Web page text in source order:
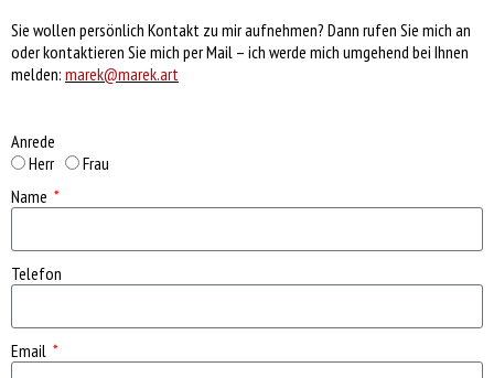
Sie wollen persönlich Kontakt zu mir aufnehmen? Dann rufen Sie mich an
oder kontaktieren Sie mich per Mail – ich werde mich umgehend bei Ihnen
melden: marek@marek.art
Anrede
Herr
Frau
Name
Telefon
Email